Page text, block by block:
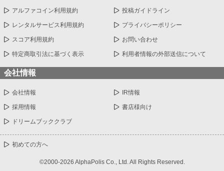
アルファコイン利用規約 投稿ガイドライン
レンタルサービス利用規約 プライバシーポリシー
スコア利用規約 お問い合わせ
特定商取引法に基づく表示 利用者情報の外部送信について
会社情報
会社情報 IR情報
採用情報 書店様向け
ドリームブッククラブ
初めての方へ
©2000-2026 AlphaPolis Co., Ltd. All Rights Reserved.